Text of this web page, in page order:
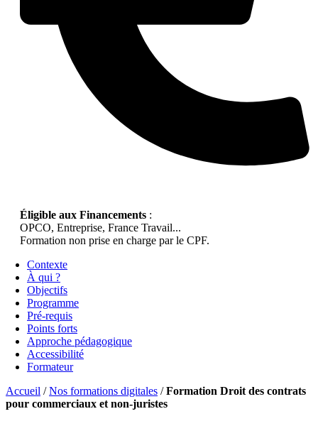
Éligible aux Financements :
OPCO, Entreprise, France Travail...
Formation non prise en charge par le CPF.
Contexte
À qui ?
Objectifs
Programme
Pré-requis
Points forts
Approche pédagogique
Accessibilité
Formateur
Accueil /Nos formations digitales /Formation Droit des contrats
pour commerciaux et non-juristes